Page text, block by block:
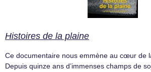
Histoires de la plaine
Ce documentaire nous emmène au cœur de
Depuis quinze ans d’immenses champs de